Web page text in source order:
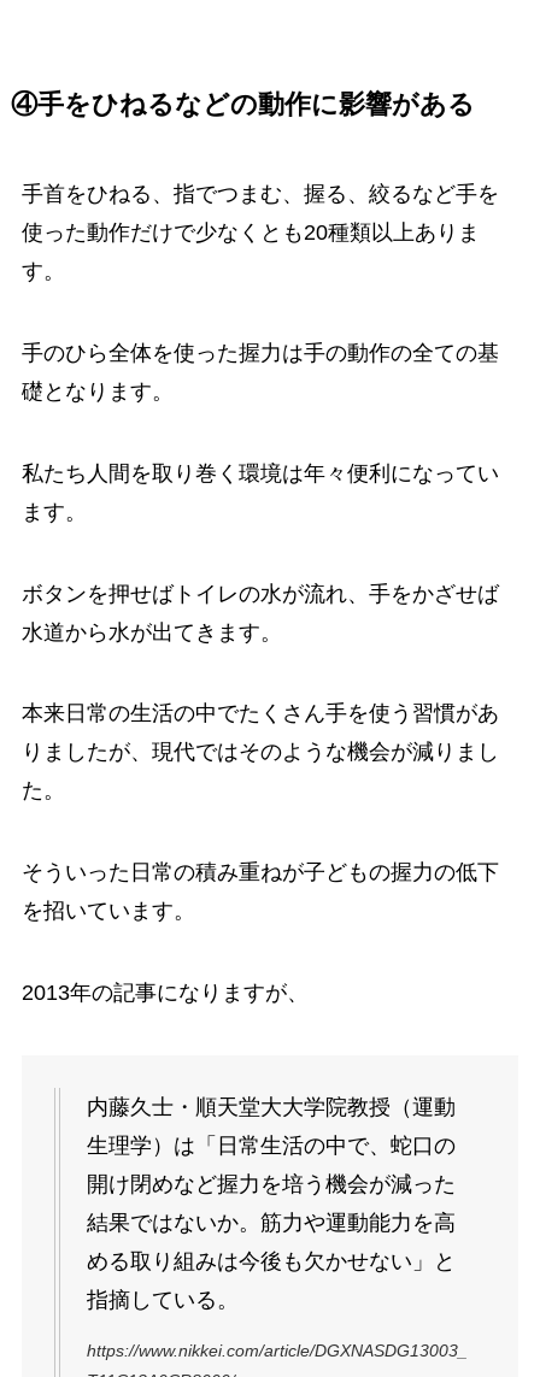
④手をひねるなどの動作に影響がある
手首をひねる、指でつまむ、握る、絞るなど手を
使った動作だけで少なくとも20種類以上ありま
す。
手のひら全体を使った握力は手の動作の全ての基
礎となります。
私たち人間を取り巻く環境は年々便利になってい
ます。
ボタンを押せばトイレの水が流れ、手をかざせば
水道から水が出てきます。
本来日常の生活の中でたくさん手を使う習慣があ
りましたが、現代ではそのような機会が減りまし
た。
そういった日常の積み重ねが子どもの握力の低下
を招いています。
2013年の記事になりますが、
内藤久士・順天堂大大学院教授（運動
生理学）は「日常生活の中で、蛇口の
開け閉めなど握力を培う機会が減った
結果ではないか。筋力や運動能力を高
める取り組みは今後も欠かせない」と
指摘している。
https://www.nikkei.com/article/DGXNASDG13003_